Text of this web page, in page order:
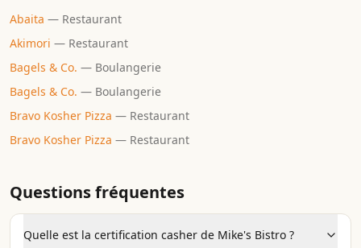
Abaita — Restaurant
Akimori — Restaurant
Bagels & Co. — Boulangerie
Bagels & Co. — Boulangerie
Bravo Kosher Pizza — Restaurant
Bravo Kosher Pizza — Restaurant
Questions fréquentes
Quelle est la certification casher de Mike's Bistro ?